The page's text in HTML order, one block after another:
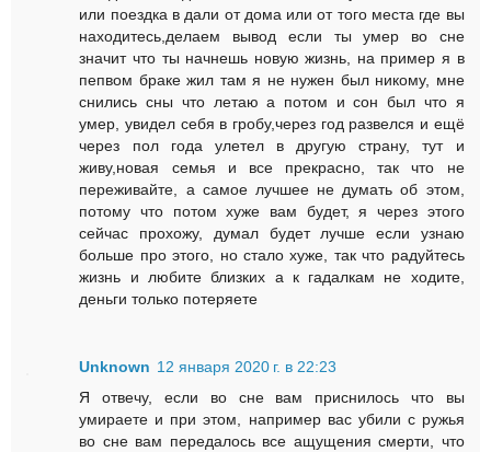
или поездка в дали от дома или от того места где вы
находитесь,делаем вывод если ты умер во сне
значит что ты начнешь новую жизнь, на пример я в
пепвом браке жил там я не нужен был никому, мне
снились сны что летаю а потом и сон был что я
умер, увидел себя в гробу,через год развелся и ещё
через пол года улетел в другую страну, тут и
живу,новая семья и все прекрасно, так что не
переживайте, а самое лучшее не думать об этом,
потому что потом хуже вам будет, я через этого
сейчас прохожу, думал будет лучше если узнаю
больше про этого, но стало хуже, так что радуйтесь
жизнь и любите близких а к гадалкам не ходите,
деньги только потеряете
Unknown 12 января 2020 г. в 22:23
Я отвечу, если во сне вам приснилось что вы
умираете и при этом, например вас убили с ружья
во сне вам передалось все ащущения смерти, что